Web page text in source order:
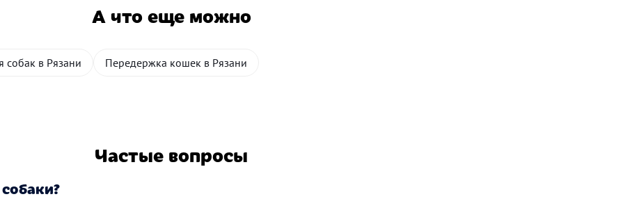
А что еще можно
собак в Рязани Передержка кошек в Рязани
Частые вопросы